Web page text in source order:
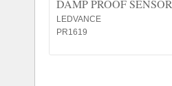
DAMP PROOF SENSOR
LEDVANCE
PR1619